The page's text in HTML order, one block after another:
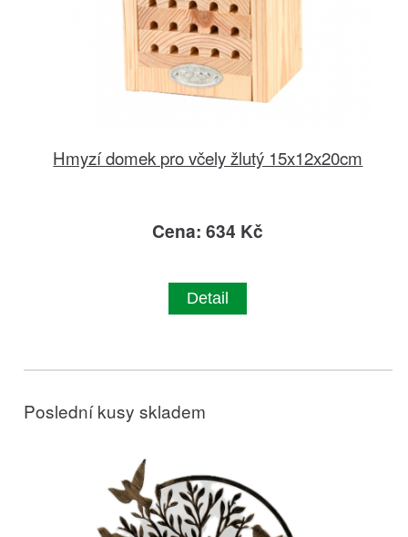
Hmyzí domek pro včely žlutý 15x12x20cm
Cena: 634 Kč
Detail
Poslední kusy skladem